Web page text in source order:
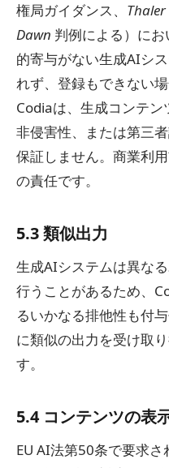
権局ガイダンス、
Dawn 判例による）に
的寄与がない生成AIシ
れず、登録もできない
Codiaは、生成コンテン
非侵害性、または第三
保証しません。商業利
の責任です。
5.3 類似出力
生成AIシステムは異な
行うことがあるため、
るいかなる排他性も付
に類似の出力を受け取
す。
5.4 コンテンツの表
EU AI法第50条で要求